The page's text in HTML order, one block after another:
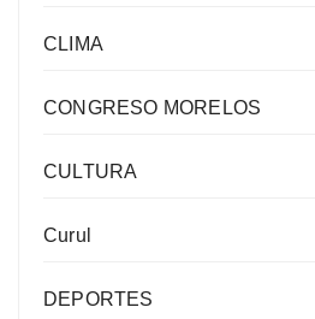
CLIMA
CONGRESO MORELOS
CULTURA
Curul
DEPORTES